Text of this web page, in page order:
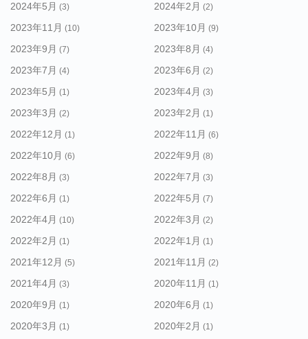
2024年5月 (3) 2024年2月 (2)
2023年11月 (10) 2023年10月 (9)
2023年9月 (7) 2023年8月 (4)
2023年7月 (4) 2023年6月 (2)
2023年5月 (1) 2023年4月 (3)
2023年3月 (2) 2023年2月 (1)
2022年12月 (1) 2022年11月 (6)
2022年10月 (6) 2022年9月 (8)
2022年8月 (3) 2022年7月 (3)
2022年6月 (1) 2022年5月 (7)
2022年4月 (10) 2022年3月 (2)
2022年2月 (1) 2022年1月 (1)
2021年12月 (5) 2021年11月 (2)
2021年4月 (3) 2020年11月 (1)
2020年9月 (1) 2020年6月 (1)
2020年3月 (1) 2020年2月 (1)